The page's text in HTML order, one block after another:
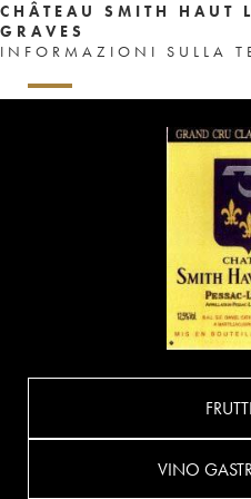
CHÂTEAU SMITH HAUT
GRAVES
INFORMAZIONI SULLA
VINO